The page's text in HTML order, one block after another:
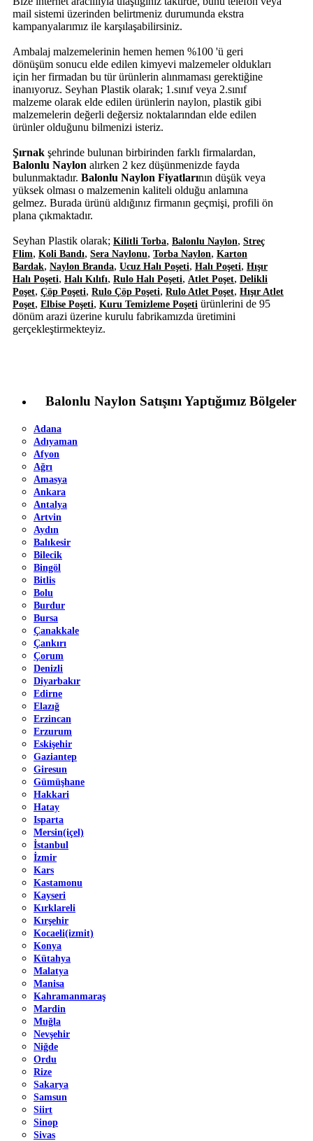
mail sistemi üzerinden belirtmeniz durumunda ekstra
kampanyalarımız ile karşılaşabilirsiniz.
Ambalaj malzemelerinin hemen hemen %100 'ü geri
dönüşüm sonucu elde edilen kimyevi malzemeler oldukları
için her firmadan bu tür ürünlerin alınmaması gerektiğine
inanıyoruz. Seyhan Plastik olarak; 1.sınıf veya 2.sınıf
malzeme olarak elde edilen ürünlerin naylon, plastik gibi
malzemelerin değerli değersiz noktalarından elde edilen
ürünler olduğunu bilmenizi isteriz.
Şırnak şehrinde bulunan birbirinden farklı firmalardan,
Balonlu Naylon alırken 2 kez düşünmenizde fayda
bulunmaktadır. Balonlu Naylon Fiyatlarının düşük veya
yüksek olması o malzemenin kaliteli olduğu anlamına
gelmez. Burada ürünü aldığınız firmanın geçmişi, profili ön
plana çıkmaktadır.
Seyhan Plastik olarak; Kilitli Torba, Balonlu Naylon, Streç
Flim, Koli Bandı, Sera Naylonu, Torba Naylon, Karton
Bardak, Naylon Branda, Ucuz Halı Poşeti, Halı Poşeti, Hışır
Halı Poşeti, Halı Kılıfı, Rulo Halı Poşeti, Atlet Poşet, Delikli
Poşet, Çöp Poşeti, Rulo Çöp Poşeti, Rulo Atlet Poşet, Hışır Atlet
Poşet, Elbise Poşeti, Kuru Temizleme Poşeti ürünlerini de 95
dönüm arazi üzerine kurulu fabrikamızda üretimini
gerçekleştirmekteyiz.
Balonlu Naylon Satışını Yaptığımız Bölgeler
Adana
Adıyaman
Afyon
Ağrı
Amasya
Ankara
Antalya
Artvin
Aydın
Balıkesir
Bilecik
Bingöl
Bitlis
Bolu
Burdur
Bursa
Çanakkale
Çankırı
Çorum
Denizli
Diyarbakır
Edirne
Elazığ
Erzincan
Erzurum
Eskişehir
Gaziantep
Giresun
Gümüşhane
Hakkari
Hatay
Isparta
Mersin(içel)
İstanbul
İzmir
Kars
Kastamonu
Kayseri
Kırklareli
Kırşehir
Kocaeli(izmit)
Konya
Kütahya
Malatya
Manisa
Kahramanmaraş
Mardin
Muğla
Nevşehir
Niğde
Ordu
Rize
Sakarya
Samsun
Siirt
Sinop
Sivas